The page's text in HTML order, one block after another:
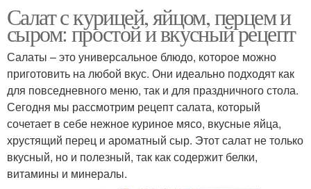
Салат с курицей, яйцом, перцем и
сыром: простой и вкусный рецепт
Салаты – это универсальное блюдо, которое можно
приготовить на любой вкус. Они идеально подходят как
для повседневного меню, так и для праздничного стола.
Сегодня мы рассмотрим рецепт салата, который
сочетает в себе нежное куриное мясо, вкусные яйца,
хрустящий перец и ароматный сыр. Этот салат не только
вкусный, но и полезный, так как содержит белки,
витамины и минералы.